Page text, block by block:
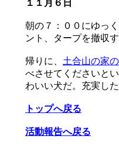
１１月６日
朝の７：００にゆっ
ント、タープを撤収
帰りに、 土合山の家
べさせてくださいと
わいい犬だ。充実し
トップへ戻る
活動報告へ戻る